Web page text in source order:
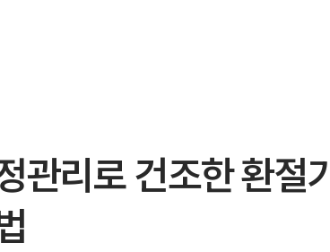
관리로 건조한 환절